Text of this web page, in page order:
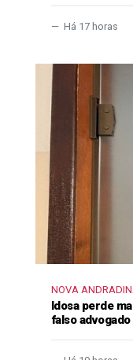
Há 17 horas
NOVA
Idosa perde
falso